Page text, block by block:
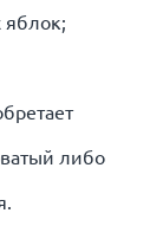
яблок;
либо